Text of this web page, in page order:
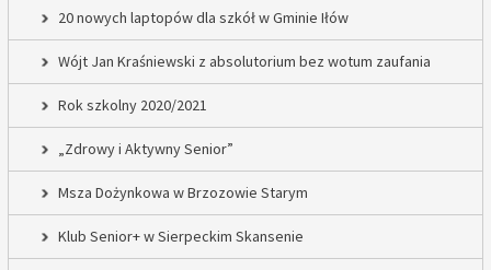
20 nowych laptopów dla szkół w Gminie Iłów
Wójt Jan Kraśniewski z absolutorium bez wotum zaufania
Rok szkolny 2020/2021
„Zdrowy i Aktywny Senior”
Msza Dożynkowa w Brzozowie Starym
Klub Senior+ w Sierpeckim Skansenie